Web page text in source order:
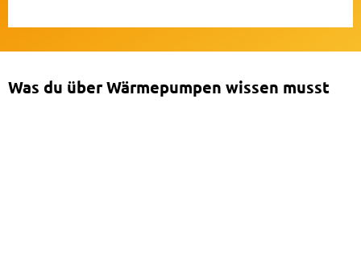
Was du über Wärmepumpen wissen musst